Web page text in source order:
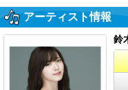
アーティスト情報
鈴